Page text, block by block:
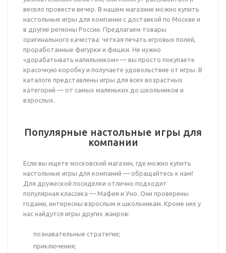
весело провести вечер. В нашем магазине можно купить
настольные игры для компании с доставкой по Москве и
в другие регионы России. Предлагаем товары
оригинального качества: четкая печать игровых полей,
проработанные фигурки и фишки. Не нужно
«дорабатывать напильником» — вы просто покупаете
красочную коробку и получаете удовольствие от игры. В
каталоге представлены игры для всех возрастных
категорий — от самых маленьких до школьников и
взрослых.
Популярные настольные игры для
компании
Если вы ищете московский магазин, где можно купить
настольные игры для компаний — обращайтесь к нам!
Для дружеской посиделки отлично подходит
популярная классика — Мафия и Уно. Они проверены
годами, интересны взрослым и школьникам. Кроме них у
нас найдутся игры других жанров:
познавательные стратегии;
приключения;